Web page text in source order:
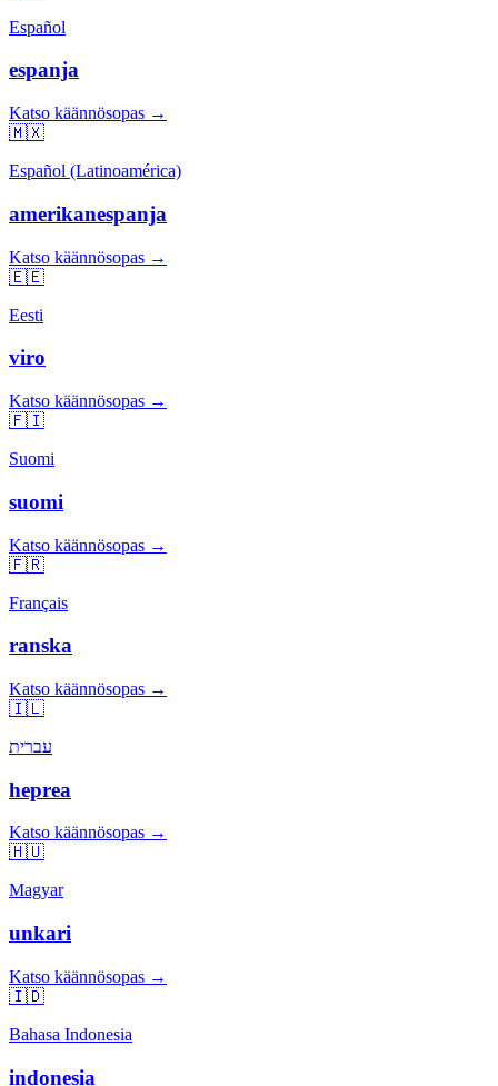
Español
espanja
Katso käännösopas →
🇲🇽
Español (Latinoamérica)
amerikanespanja
Katso käännösopas →
🇪🇪
Eesti
viro
Katso käännösopas →
🇫🇮
Suomi
suomi
Katso käännösopas →
🇫🇷
Français
ranska
Katso käännösopas →
🇮🇱
עברית
heprea
Katso käännösopas →
🇭🇺
Magyar
unkari
Katso käännösopas →
🇮🇩
Bahasa Indonesia
indonesia